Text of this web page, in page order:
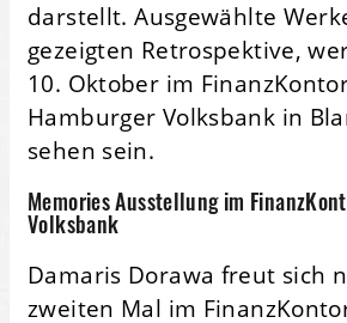
darstellt. Ausgewählte
gezeigten Retrospektive,
10. Oktober im
Hamburger Volksbank in
sehen sein.
Memories Ausstellung im
Volksbank
Damaris Dorawa freut sich
zweiten Mal im